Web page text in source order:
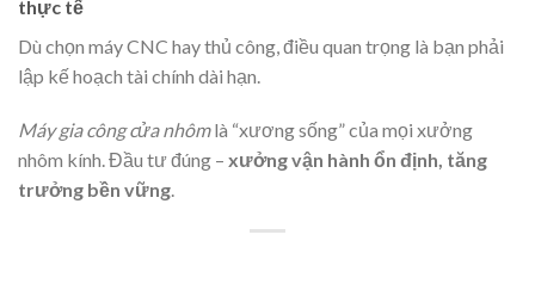
thực tế
Dù chọn máy CNC hay thủ công, điều quan trọng là bạn phải
lập kế hoạch tài chính dài hạn.
Máy gia công cửa nhômlà “xương sống” của mọi xưởng
nhôm kính. Đầu tư đúng – xưởng vận hành ổn định, tăng
trưởng bền vững.